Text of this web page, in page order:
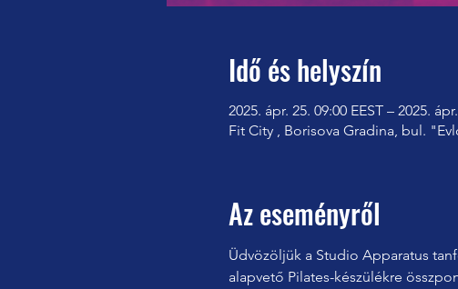
Idő és helyszín
2025. ápr. 25. 09:00 EEST – 2025.
Fit City , Borisova Gradina, bul.
Az eseményről
Üdvözöljük a Studio Apparatus
alapvető Pilates-készülékre